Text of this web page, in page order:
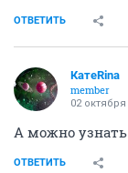
ОТВЕТИТЬ
КатеRina
member
02 октября
А можно
ОТВЕТИТЬ